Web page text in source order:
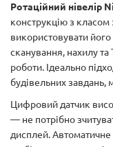
Ротаційний нівелір
конструкцію з
використовувати
сканування, нахилу
роботи. Ідеально
будівельних завдань,
Цифровий датчик
— не потрібно
дисплей.